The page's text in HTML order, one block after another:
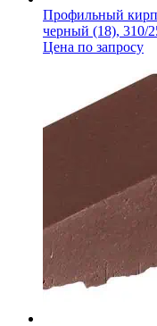
Профильный
черный (18), 310/
Цена по запросу